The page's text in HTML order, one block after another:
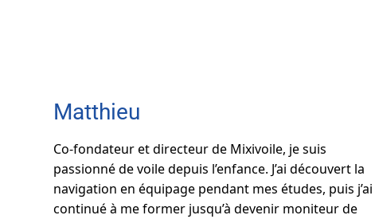
Matthieu
Co-fondateur et directeur de Mixivoile, je suis
passionné de voile depuis l’enfance. J’ai découvert la
navigation en équipage pendant mes études, puis j’ai
continué à me former jusqu’à devenir moniteur de